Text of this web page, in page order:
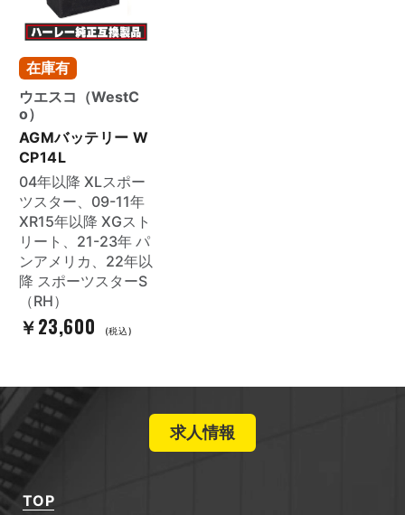
在庫有
ウエスコ（WestC
o）
AGMバッテリー W
CP14L
04年以降 XLスポー
ツスター、09-11年
XR15年以降 XGスト
リート、21-23年 パ
ンアメリカ、22年以
降 スポーツスターS
（RH）
￥23,600 (税込)
求人情報
TOP